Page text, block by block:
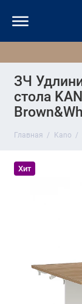
ЗЧ
стола
Главная Kano
Хит